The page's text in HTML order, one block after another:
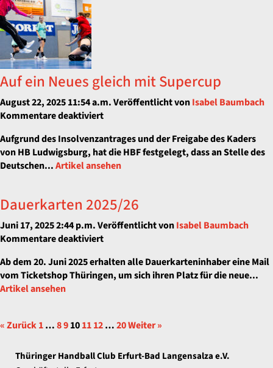
Auf ein Neues gleich mit Supercup
August 22, 2025 11:54 a.m.Veröffentlicht vonIsabel Baumbach
Kommentare deaktiviertfür
ein
Neues
gleich
Supercup
Aufgrund des Insolvenzantrages und der Freigabe des Kaders
von HB Ludwigsburg, hat die HBF festgelegt, dass an Stelle des
Deutschen...Artikel ansehen
Dauerkarten 2025/26
Juni 17, 2025 2:44 p.m.Veröffentlicht vonIsabel Baumbach
Kommentare deaktiviertfür
2025/26
Ab dem 20. Juni 2025 erhalten alle Dauerkarteninhaber eine Mail
vom Ticketshop Thüringen, um sich ihren Platz für die neue...
Artikel ansehen
« Zurück1…89101112…20Weiter »
Thüringer Handball Club Erfurt-Bad Langensalza e.V.